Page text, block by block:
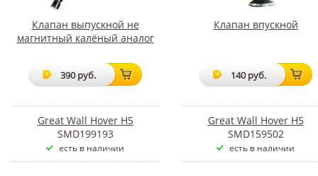
Клапан выпускной не
магнитный калёный аналог
390 руб.
Great Wall Hover H5
SMD199193
есть в наличии
Клапан впускной
140 руб.
Great Wall Hover H5
SMD159502
есть в наличии